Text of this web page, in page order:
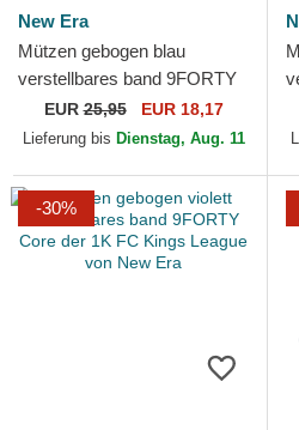
New Era
Mützen gebogen blau
verstellbares band 9FORTY
Core der xBuyer Team Kings
League von New Era
EUR25,95 EUR 18,17
Lieferung bis Dienstag, Aug. 11
-30%